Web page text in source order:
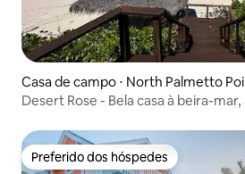
Casa de campo ⋅ North Palmetto
Desert Rose - Bela casa à beira-
Preferido dos hóspedes
Preferido dos hóspedes